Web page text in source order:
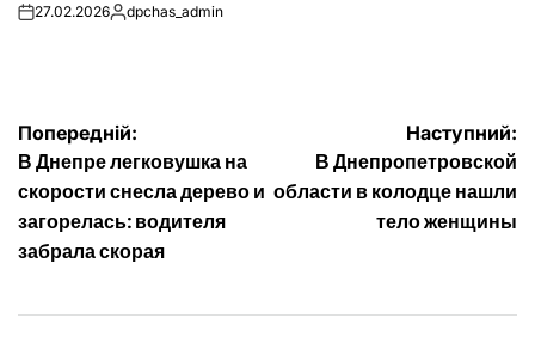
on27.02.2026Опубліковано
dpchas_admin
Навігація
записів
Попередній:
В Днепре легковушка на
скорости снесла дерево и
загорелась: водителя
забрала скорая
Наступний:
В Днепропетровской
области в колодце нашли
тело женщины